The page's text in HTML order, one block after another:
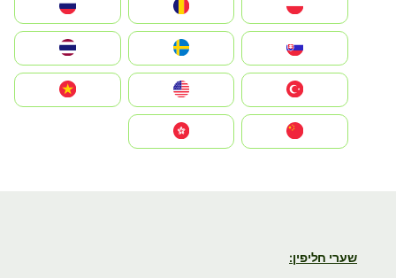
România
Slovensko
United States
Vietnam
שערי חליפין: